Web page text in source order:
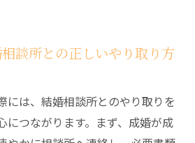
談所との正しいやり取り方
には、結婚相談所とのやり取りを
につながります。まず、成婚が成